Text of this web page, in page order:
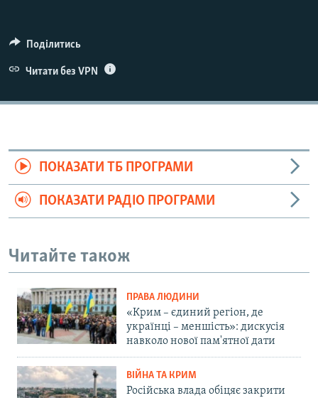
Поділитись
Читати без VPN
ПОКАЗАТИ ТБ ПРОГРАМИ
ПОКАЗАТИ РАДІО ПРОГРАМИ
Читайте також
ПРАВА ЛЮДИНИ
«Крим – єдиний регіон, де
українці – меншість»: дискусія
навколо нової пам'ятної дати
ВІЙНА ТА КРИМ
Російська влада обіцяє закрити